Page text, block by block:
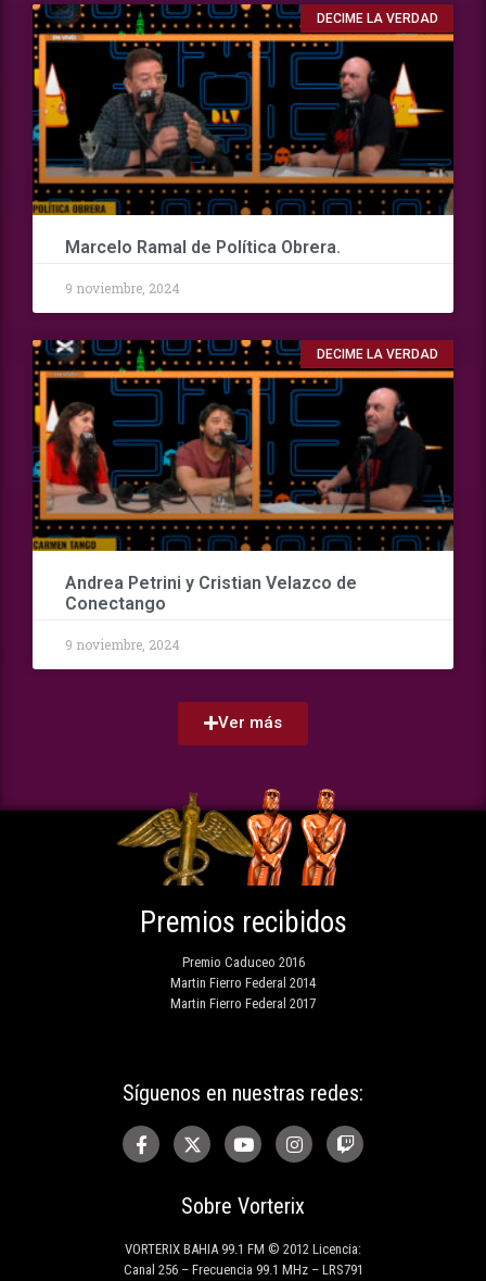
DECIME LA VERDAD
Marcelo Ramal de Política Obrera.
9 noviembre, 2024
DECIME LA VERDAD
Andrea Petrini y Cristian Velazco de
Conectango
9 noviembre, 2024
Ver más
Sobre Vorterix
VORTERIX BAHIA 99.1 FM © 2012 Licencia:
Canal 256 – Frecuencia 99.1 MHz – LRS791
Síguenos en nuestras redes:
Premios recibidos
Premio Caduceo 2016
Martin Fierro Federal 2014
Martin Fierro Federal 2017